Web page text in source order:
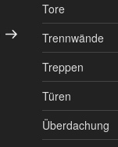
Tore
Trennwände
Treppen
Türen
Überdachung